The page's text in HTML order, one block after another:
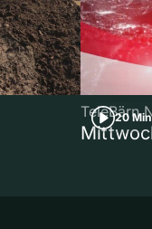
20 Min
TeleBärn